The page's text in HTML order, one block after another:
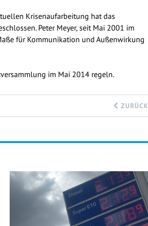
Krisenaufarbeitung hat das
Peter Meyer, seit Mai 2001 im
für Kommunikation und Außenwirkung
im Mai 2014 regeln.
ZURÜCK